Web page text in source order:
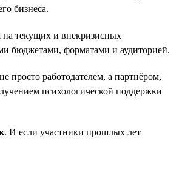
бизнеса.
на текущих и внекризисных
бюджетами, форматами и аудиторией.
просто работодателем, а партнёром,
психологической поддержки
. И если участники прошлых лет